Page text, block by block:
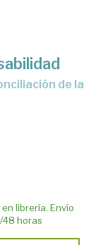
librería. Envío
48 horas